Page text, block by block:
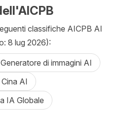
classifiche AICPB AI
8 lug 2026):
di immagini AI
AI
IA Globale